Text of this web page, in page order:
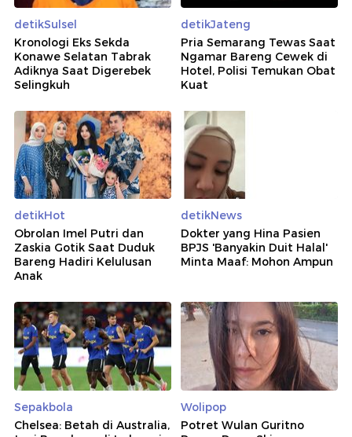
detikSulsel
Kronologi Eks Sekda
Konawe Selatan Tabrak
Adiknya Saat Digerebek
Selingkuh
detikJateng
Pria Semarang Tewas Saat
Ngamar Bareng Cewek di
Hotel, Polisi Temukan Obat
Kuat
detikHot
Obrolan Imel Putri dan
Zaskia Gotik Saat Duduk
Bareng Hadiri Kelulusan
Anak
detikNews
Dokter yang Hina Pasien
BPJS 'Banyakin Duit Halal'
Minta Maaf: Mohon Ampun
Sepakbola
Chelsea: Betah di Australia,
Wolipop
Potret Wulan Guritno